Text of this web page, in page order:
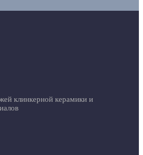
клинкерной керамики и